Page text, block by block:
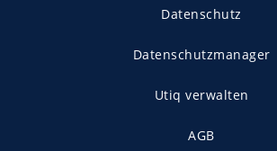
Datenschutz
Datenschutzmanager
Utiq verwalten
AGB